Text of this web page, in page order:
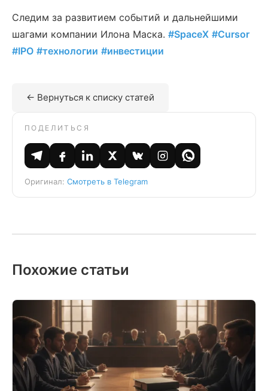
Следим за развитием событий и дальнейшими
шагами компании Илона Маска. #SpaceX #Cursor
#IPO #технологии #инвестиции
← Вернуться к списку статей
ПОДЕЛИТЬСЯ
Оригинал: Смотреть в Telegram
Похожие статьи